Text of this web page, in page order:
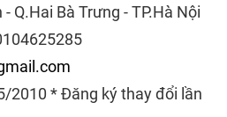
Q.Hai Bà Trưng - TP.Hà Nội
2010 * Đăng ký thay đổi lần